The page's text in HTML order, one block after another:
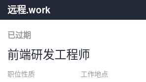
远程.work
已过期
前端研发工程师
职位性质
工作地点